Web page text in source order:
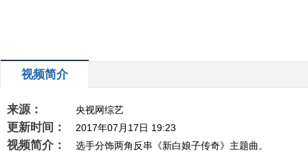
视频简介
来源： 央视网综艺
更新时间： 2017年07月17日 19:23
视频简介： 选手分饰两角反串《新白娘子传奇》主题曲。